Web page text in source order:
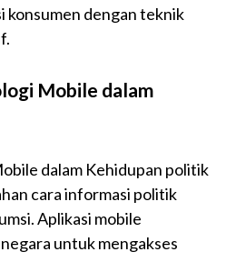
konsumen dengan teknik
Mobile dalam
dalam Kehidupan politik
cara informasi politik
Aplikasi mobile
untuk mengakses